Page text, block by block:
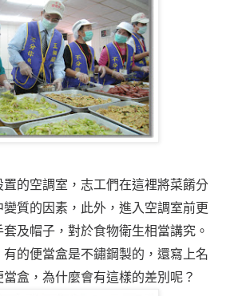
的空調室，志工們在這裡將菜餚分
質的因素，此外，進入空調室前更
及帽子，對於食物衛生相當講究。
便當盒是不鏽鋼製的，還寫上名
盒，為什麼會有這樣的差別呢？